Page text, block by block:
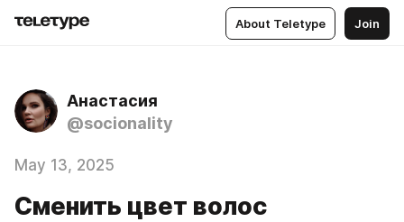
About Teletype Join
Анастасия
@socionality
May 13, 2025
Сменить цвет волос